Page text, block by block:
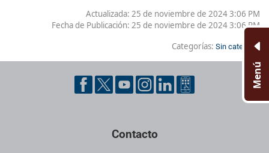
Actualizada: 25 de noviembre de 2024 3:06 PM
Fecha de Publicación: 25 de noviembre de 2024 3:06 PM
Categorías: Sin categoría
Menú
Pie de página con información de contacto, redes sociales y
Contacto